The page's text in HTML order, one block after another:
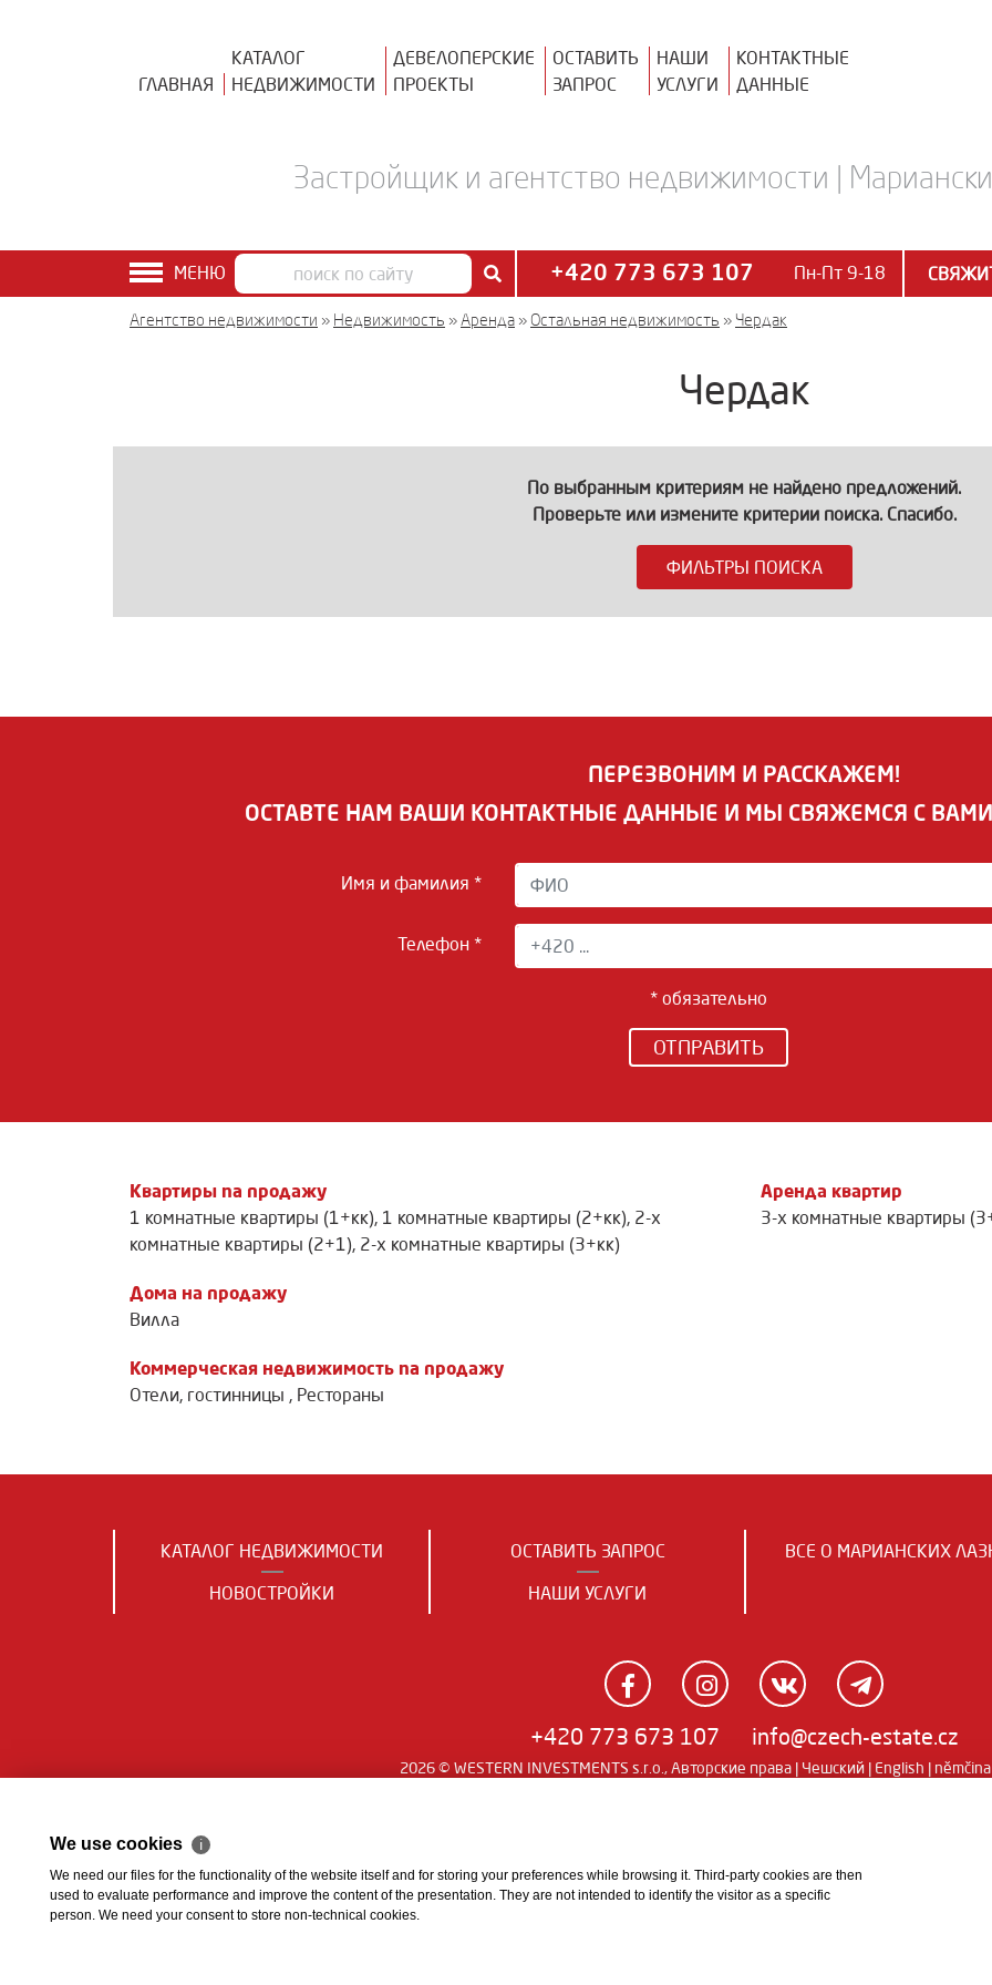
ГЛАВНАЯ
КАТАЛОГ
НЕДВИЖИМОСТИ
ДЕВЕЛОПЕРСКИЕ
ПРОЕКТЫ
ОСТАВИТЬ
ЗАПРОС
НАШИ
УСЛУГИ
КОНТАКТНЫЕ
ДАННЫЕ
Застройщик и агентство недвижимости |
МЕНЮ +420 773 673 107 Пн-Пт 9-18
Агентство недвижимости » Недвижимость »Аренда » Остальная недвижимость » Чердак
Чердак
По выбранным критериям не найдено предложений.
Проверьте или измените критерии поиска. Спасибо.
ФИЛЬТРЫ ПОИСКА
ПЕРЕЗВОНИМ И РАССКАЖЕМ!
ОСТАВТЕ НАМ ВАШИ КОНТАКТНЫЕ ДАННЫЕ И МЫ СВЯЖЕМСЯ С
Имя и фамилия *
Телефон *
* обязательно
ОТПРАВИТЬ
Квартиры na продажу
1 комнатные квартиры (1+кк), 1 комнатные квартиры (2+кк), 2-х
комнатные квартиры (2+1), 2-х комнатные квартиры (3+кк)
Аренда квартир
3-х комнатные квартиры
Дома на продажу
Вилла
Коммерческая недвижимость na продажу
Отели, гостинницы , Рестораны
КАТАЛОГ НЕДВИЖИМОСТИ
НОВОСТРОЙКИ
ОСТАВИТЬ ЗАПРОС
НАШИ УСЛУГИ
ВСЕ О МАРИАНСКИХ
+420 773 673 107 info@czech-estate.cz
2026 © WESTERN INVESTMENTS s.r.o., Авторские права | Чешский | English | němčina
We use cookies ℹ
We need our files for the functionality of the website itself and for storing your preferences while browsing it. Third-party cookies are then
used to evaluate performance and improve the content of the presentation. They are not intended to identify the visitor as a specific
person. We need your consent to store non-technical cookies.